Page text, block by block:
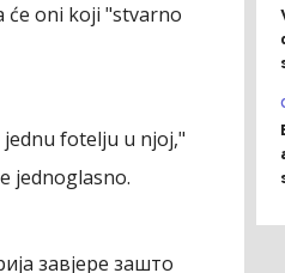
će oni koji "stvarno
jednu fotelju u njoj,"
jednoglasno.
завјере зашто